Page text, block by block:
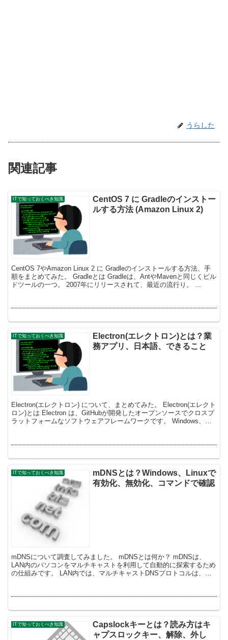
うらした
関連記事
ITで知っておくべき知識
CentOS 7 に Gradleのインストー
ルする方法 (Amazon Linux 2)
CentOS 7やAmazon Linux 2 に Gradleのインストールする方法、手
順をまとめてみた。 Gradleとは Gradleは、AntやMavenと同じくビル
ITで知っておくべき知識
Electron(エレクトロン)とは？業
務アプリ、日本語、できること
Electron(エレクトロン) について、まとめてみた。 Electron(エレクト
ロン)とは Electron は、GitHubが開発したオープンソースでクロスプ
ラットフォームなソフトウェアフレームワークです。 Windows、
ITで知っておくべき知識
mDNSとは？Windows、Linuxで
有効化、無効化、コマンドで確認
mDNSについて調査してみました。 mDNSとは何か？ mDNSは、
LAN内のパソコンをマルチキャストを利用して自動的に探索するため
の仕組みです。 LAN内では、マルチキャストDNSプロトコルは、ロ
ITで知っておくべき知識
Capslockキーとは？読み方はキ
ャプスロックキー、解除、外し